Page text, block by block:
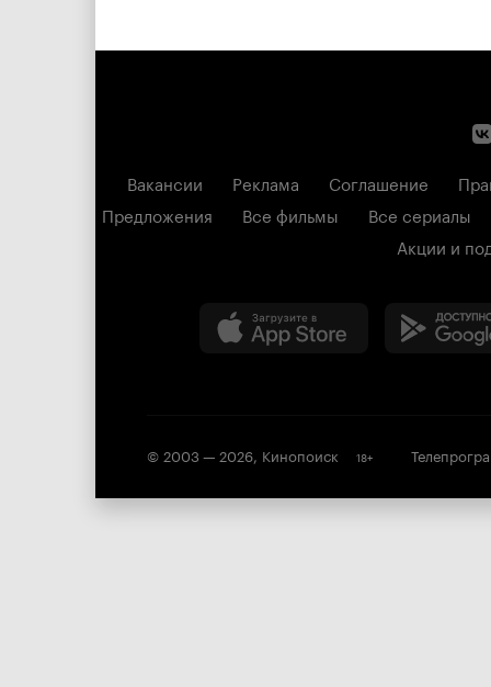
Вакансии Реклама Соглашение
Предложения
Все фильмы
Все сериалы
Акции и
© 2003 — 2026, Кинопоиск 18+